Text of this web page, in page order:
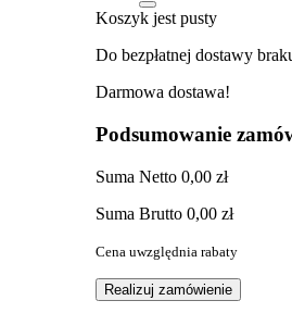
Koszyk jest pusty
Do bezpłatnej dostawy
Darmowa dostawa!
Podsumowanie
Suma Netto 0,00 zł
Suma Brutto 0,00 zł
Cena uwzględnia rabaty
Realizuj zamówienie